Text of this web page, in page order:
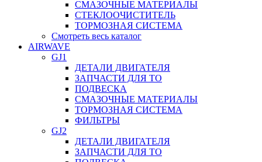
СМАЗОЧНЫЕ МАТЕРИАЛЫ
СТЕКЛООЧИСТИТЕЛЬ
ТОРМОЗНАЯ СИСТЕМА
Смотреть весь каталог
AIRWAVE
GJ1
ДЕТАЛИ ДВИГАТЕЛЯ
ЗАПЧАСТИ ДЛЯ ТО
ПОДВЕСКА
СМАЗОЧНЫЕ МАТЕРИАЛЫ
ТОРМОЗНАЯ СИСТЕМА
ФИЛЬТРЫ
GJ2
ДЕТАЛИ ДВИГАТЕЛЯ
ЗАПЧАСТИ ДЛЯ ТО